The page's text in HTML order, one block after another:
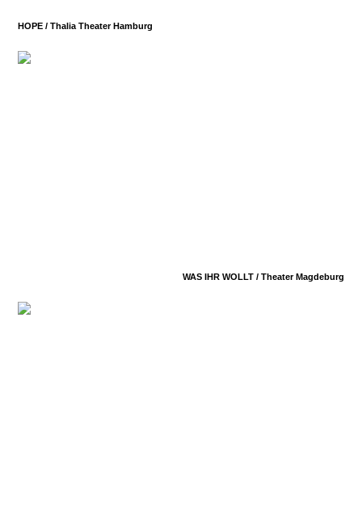
HOPE /Thalia Theater Hamburg
WAS IHR WOLLT / Theater Magdeburg